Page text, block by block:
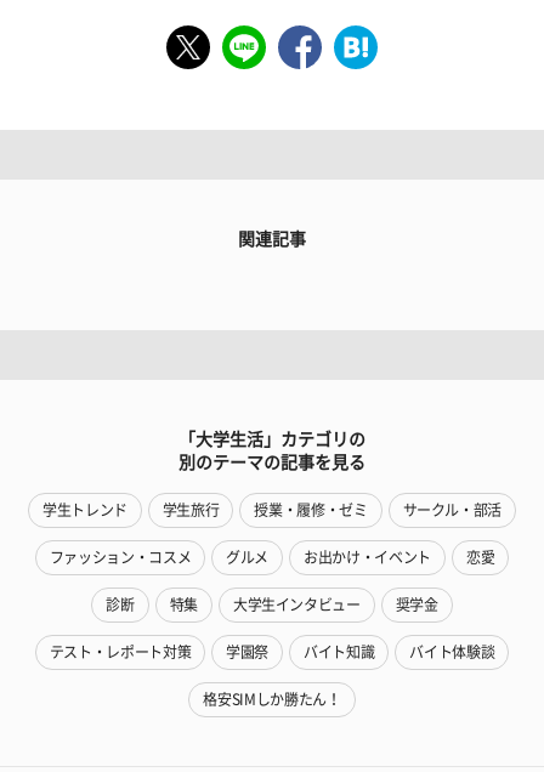
関連記事
「大学生活」カテゴリの
別のテーマの記事を見る
学生トレンド 学生旅行 授業・履修・ゼミ サークル・部活
ファッション・コスメ グルメ お出かけ・イベント 恋愛
診断 特集 大学生インタビュー 奨学金
テスト・レポート対策 学園祭 バイト知識 バイト体験談
格安SIMしか勝たん！